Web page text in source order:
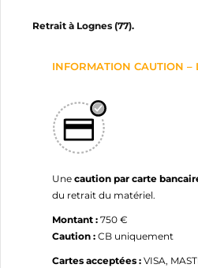
Retrait à Lognes (77).
INFORMATION CAUTION
Une caution par carte
du retrait du matériel.
Montant : 750 €
Caution : CB uniquement
Cartes acceptées : VISA,